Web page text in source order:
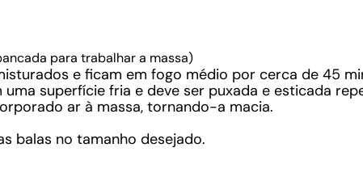
para trabalhar a massa)
e ficam em fogo médio por cerca de 45
uma superfície fria e deve ser puxada e esticada
ar à massa, tornando-a macia.
balas no tamanho desejado.